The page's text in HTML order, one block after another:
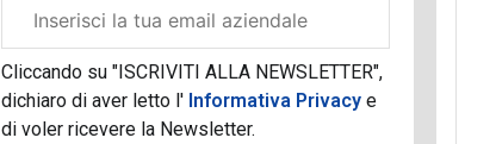
aziendale
Cliccando su "ISCRIVITI ALLA NEWSLETTER",
dichiaro di aver letto l'Informativa Privacy e
di voler ricevere la Newsletter.